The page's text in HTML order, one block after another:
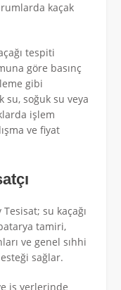
kaçak
tespiti
göre basınç
gibi
su, soğuk su veya
işlem
ve fiyat
su kaçağı
tamiri,
ve genel sıhhi
sağlar.
iş yerlerinde